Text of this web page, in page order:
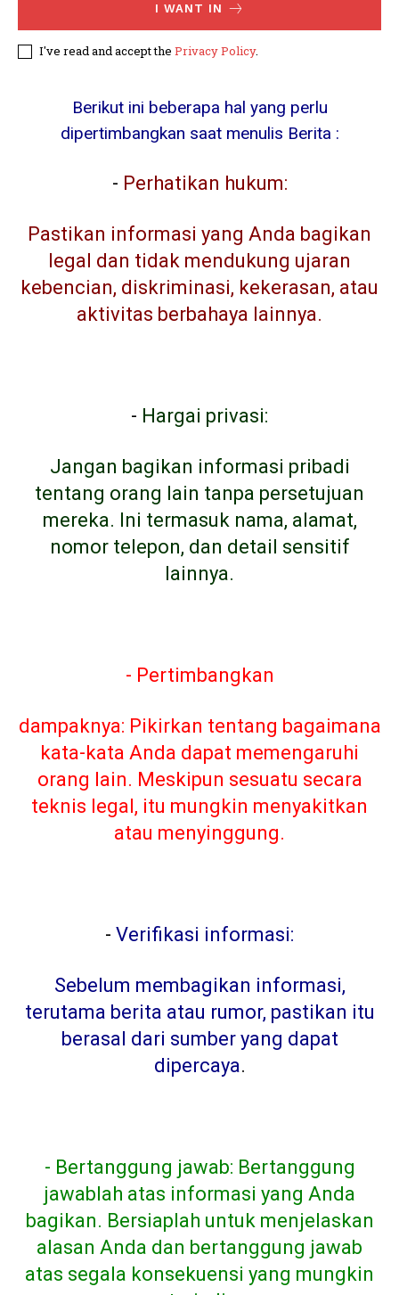
I WANT IN
I've read and accept the Privacy Policy.
Berikut ini beberapa hal yang perlu
dipertimbangkan saat menulis Berita :
- Perhatikan hukum:
Pastikan informasi yang Anda bagikan
legal dan tidak mendukung ujaran
kebencian, diskriminasi, kekerasan, atau
aktivitas berbahaya lainnya.
- Hargai privasi:
Jangan bagikan informasi pribadi
tentang orang lain tanpa persetujuan
mereka. Ini termasuk nama, alamat,
nomor telepon, dan detail sensitif
lainnya.
- Pertimbangkan
dampaknya: Pikirkan tentang bagaimana
kata-kata Anda dapat memengaruhi
orang lain. Meskipun sesuatu secara
teknis legal, itu mungkin menyakitkan
atau menyinggung.
- Verifikasi informasi:
Sebelum membagikan informasi,
terutama berita atau rumor, pastikan itu
berasal dari sumber yang dapat
dipercaya.
- Bertanggung jawab: Bertanggung
jawablah atas informasi yang Anda
bagikan. Bersiaplah untuk menjelaskan
alasan Anda dan bertanggung jawab
atas segala konsekuensi yang mungkin